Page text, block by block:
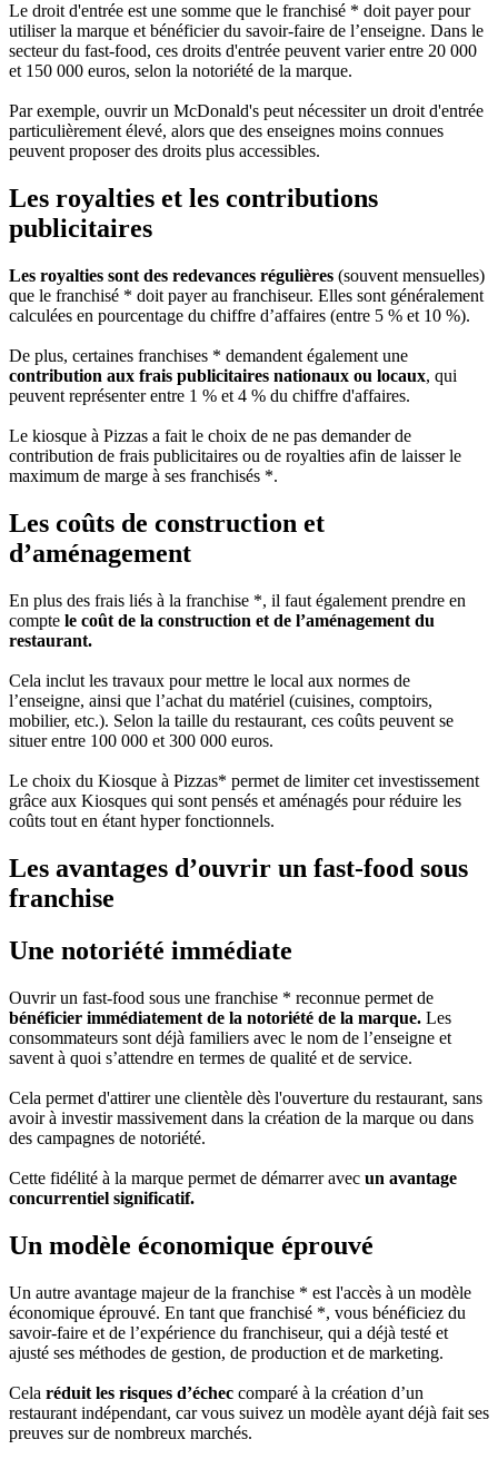
Le droit d'entrée est une somme que le franchisé * doit payer pour
utiliser la marque et bénéficier du savoir-faire de l’enseigne. Dans le
secteur du fast-food, ces droits d'entrée peuvent varier entre 20 000
et 150 000 euros, selon la notoriété de la marque.
Par exemple, ouvrir un McDonald's peut nécessiter un droit d'entrée
particulièrement élevé, alors que des enseignes moins connues
peuvent proposer des droits plus accessibles.
Les royalties et les contributions
publicitaires
Les royalties sont des redevances régulières (souvent mensuelles)
que le franchisé * doit payer au franchiseur. Elles sont généralement
calculées en pourcentage du chiffre d’affaires (entre 5 % et 10 %).
De plus, certaines franchises * demandent également une
contribution aux frais publicitaires nationaux ou locaux, qui
peuvent représenter entre 1 % et 4 % du chiffre d'affaires.
Le kiosque à Pizzas a fait le choix de ne pas demander de
contribution de frais publicitaires ou de royalties afin de laisser le
maximum de marge à ses franchisés *.
Les coûts de construction et
d’aménagement
En plus des frais liés à la franchise *, il faut également prendre en
compte le coût de la construction et de l’aménagement du
restaurant.
Cela inclut les travaux pour mettre le local aux normes de
l’enseigne, ainsi que l’achat du matériel (cuisines, comptoirs,
mobilier, etc.). Selon la taille du restaurant, ces coûts peuvent se
situer entre 100 000 et 300 000 euros.
Le choix du Kiosque à Pizzas* permet de limiter cet investissement
grâce aux Kiosques qui sont pensés et aménagés pour réduire les
coûts tout en étant hyper fonctionnels.
Les avantages d’ouvrir un fast-food sous
franchise
Une notoriété immédiate
Ouvrir un fast-food sous une franchise * reconnue permet de
bénéficier immédiatement de la notoriété de la marque. Les
consommateurs sont déjà familiers avec le nom de l’enseigne et
savent à quoi s’attendre en termes de qualité et de service.
Cela permet d'attirer une clientèle dès l'ouverture du restaurant, sans
avoir à investir massivement dans la création de la marque ou dans
des campagnes de notoriété.
Cette fidélité à la marque permet de démarrer avec un avantage
concurrentiel significatif.
Un modèle économique éprouvé
Un autre avantage majeur de la franchise * est l'accès à un modèle
économique éprouvé. En tant que franchisé *, vous bénéficiez du
savoir-faire et de l’expérience du franchiseur, qui a déjà testé et
ajusté ses méthodes de gestion, de production et de marketing.
Cela réduit les risques d’échec comparé à la création d’un
restaurant indépendant, car vous suivez un modèle ayant déjà fait ses
preuves sur de nombreux marchés.